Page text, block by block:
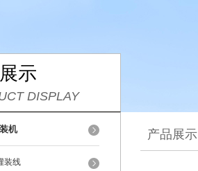
示
DISPLAY
机
装线
产品展示